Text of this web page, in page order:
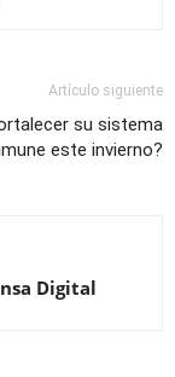
Artículo siguiente
su sistema
este invierno?
Digital